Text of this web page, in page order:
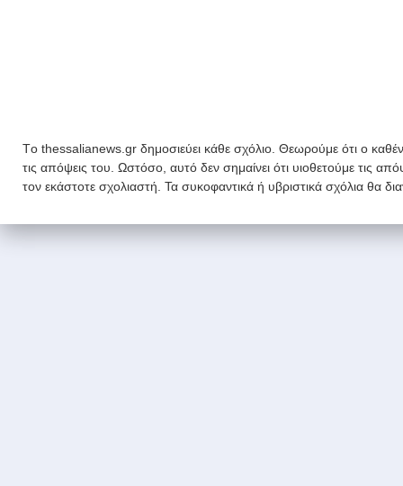
Tο thessalianews.gr δημοσιεύει κάθε σχόλιο. Θεωρούμε ότι ο
τις απόψεις του. Ωστόσο, αυτό δεν σημαίνει ότι υιοθετούμε τις
τον εκάστοτε σχολιαστή. Τα συκοφαντικά ή υβριστικά σχόλια θα